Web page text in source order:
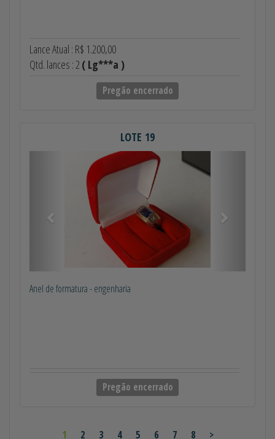
Lance Atual : R$ 1.200,00
Qtd. lances : 2 ( Lg***a )
Pregão encerrado
LOTE 19
Anel de formatura - engenharia
Pregão encerrado
1 2 3 4 5 6 7 8 >